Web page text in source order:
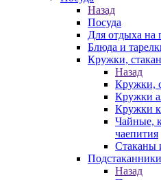
Назад
Посуда
Для отдыха на
Блюда и
Кружки,
Назад
Кружки,
Кружки
Кружки
Чайные,
чаепития
Стаканы
Подстаканники
Назад